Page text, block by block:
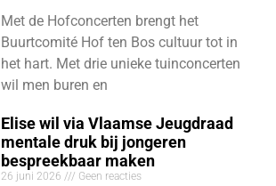
Met de Hofconcerten brengt het
Buurtcomité Hof ten Bos cultuur tot in
het hart. Met drie unieke tuinconcerten
wil men buren en
Elise wil via Vlaamse Jeugdraad
mentale druk bij jongeren
bespreekbaar maken
26 juni 2026 Geen reacties